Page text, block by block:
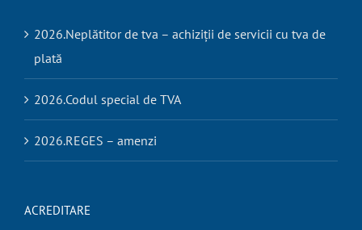
2026.Neplătitor de tva – achiziții de servicii cu tva de
plată
2026.Codul special de TVA
2026.REGES – amenzi
ACREDITARE